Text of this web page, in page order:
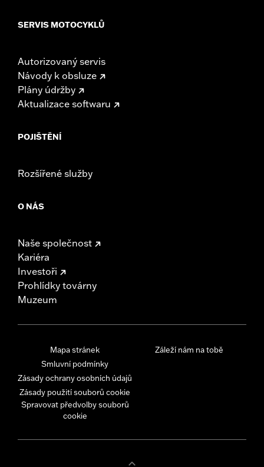
SERVIS MOTOCYKLŮ
Autorizovaný servis
Návody k obsluze
Plány údržby
Aktualizace softwaru
POJIŠTĚNÍ
Rozšířené služby
O NÁS
Naše společnost
Kariéra
Investoři
Prohlídky továrny
Muzeum
Mapa stránek
Smluvní podmínky
Zásady ochrany osobních údajů
Zásady použití souborů cookie
Spravovat předvolby souborů
cookie
Záleží nám na tobě